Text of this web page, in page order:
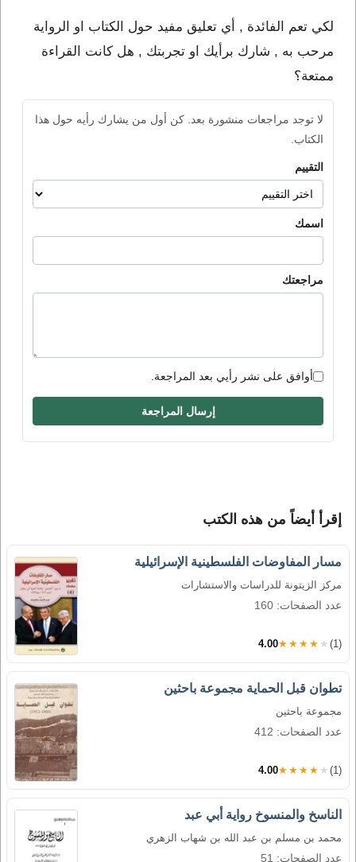
لكي تعم الفائدة , أي تعليق مفيد حول الكتاب او الرواية
مرحب به , شارك برأيك او تجربتك , هل كانت القراءة
ممتعة؟
لا توجد مراجعات منشورة بعد. كن أول من يشارك رأيه حول هذا
الكتاب.
التقييم
اسمك
مراجعتك
أوافق على نشر رأيي بعد المراجعة.
إرسال المراجعة
إقرأ أيضاً من هذه الكتب
مسار المفاوضات الفلسطينية الإسرائيلية
مركز الزيتونة للدراسات والاستشارات
عدد الصفحات: 160
4.00★★★★★ (1)
تطوان قبل الحماية مجموعة باحثين
مجموعة باحثين
عدد الصفحات: 412
4.00★★★★★ (1)
الناسخ والمنسوخ رواية أبي عبد
محمد بن مسلم بن عبد الله بن شهاب الزهري
عدد الصفحات: 51